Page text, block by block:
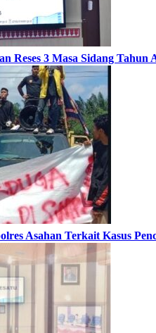
Reses 3 Masa Sidang Tahun
Asahan Terkait Kasus